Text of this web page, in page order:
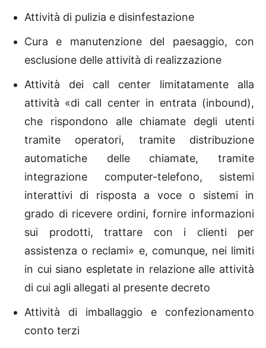
Attività di pulizia e disinfestazione
Cura e manutenzione del paesaggio, con
esclusione delle attività di realizzazione
Attività dei call center limitatamente alla
attività «di call center in entrata (inbound),
che rispondono alle chiamate degli utenti
tramite operatori, tramite distribuzione
automatiche delle chiamate, tramite
integrazione computer-telefono, sistemi
interattivi di risposta a voce o sistemi in
grado di ricevere ordini, fornire informazioni
sui prodotti, trattare con i clienti per
assistenza o reclami» e, comunque, nei limiti
in cui siano espletate in relazione alle attività
di cui agli allegati al presente decreto
Attività di imballaggio e confezionamento
conto terzi